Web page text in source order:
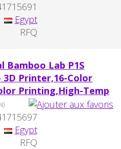
Egypt
RFQ
Bamboo Lab P1S
3D Printer,16-Color
Printing,High-Temp
Egypt
RFQ